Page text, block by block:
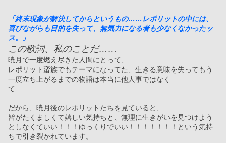
「終末現象が解決してからというもの……レポリットの中には、
喜びながらも目的を失って、無気力になる者も少なくなかったッ
ス。」
この歌詞、私のことだ……
暁月で一度燃え尽きた人間にとって、
レポリット蛮族でもテーマになってた、生きる意味を失ってもう
一度立ち上がるまでの物語は本当に他人事ではなく
て…………………………
だから、暁月後のレポリットたちを見ていると、
皆がたくましくて嬉しい気持ちと、無理に生きがいを見つけよう
としなくていい！！！ゆっくりでいい！！！！！！！という気持
ちで引き裂かれています。